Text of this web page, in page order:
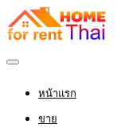
หน้าแรก
ขาย